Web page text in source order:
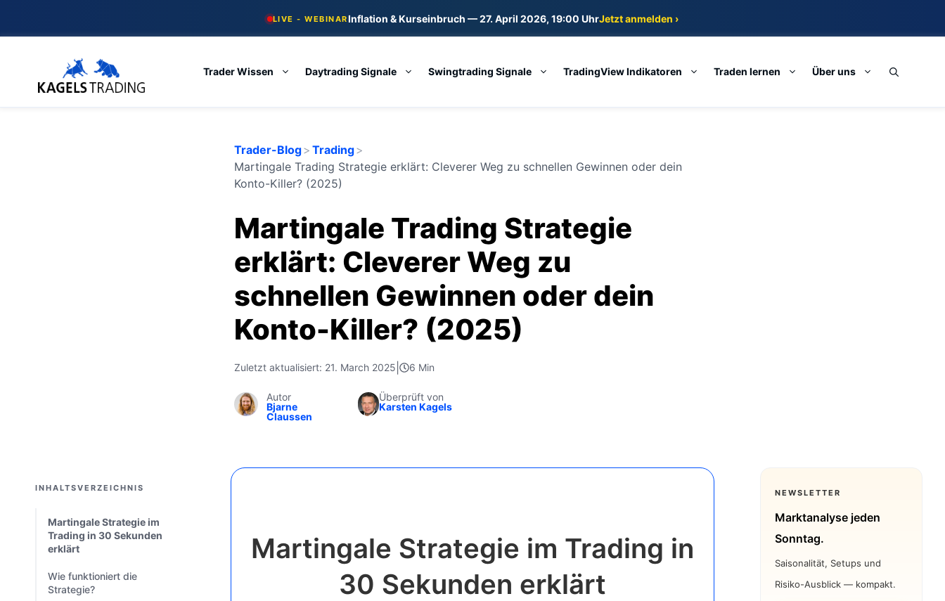
LIVE - WEBINARInflation & Kurseinbruch — 27. April 2026, 19:00 UhrJetzt anmelden ›
Trader Wissen Daytrading Signale Swingtrading Signale TradingView Indikatoren Traden lernen Über uns
Trader-Blog> Trading>
Martingale Trading Strategie erklärt: Cleverer Weg zu schnellen Gewinnen oder dein
Konto-Killer? (2025)
Martingale Trading Strategie
erklärt: Cleverer Weg zu
schnellen Gewinnen oder dein
Konto-Killer? (2025)
Zuletzt aktualisiert: 21. March 2025 6 Min
Autor
Bjarne
Claussen
Überprüft von
Karsten Kagels
Martingale Strategie im Trading in
30 Sekunden erklärt
INHALTSVERZEICHNIS
Martingale Strategie im
Trading in 30 Sekunden
erklärt
Wie funktioniert die
Strategie?
NEWSLETTER
Marktanalyse jeden
Sonntag.
Saisonalität, Setups und
Risiko-Ausblick — kompakt.